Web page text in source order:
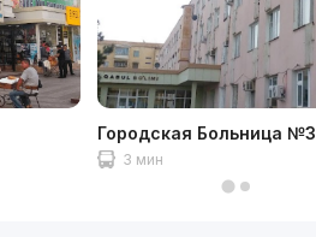
Городская Больница №3
3 мин